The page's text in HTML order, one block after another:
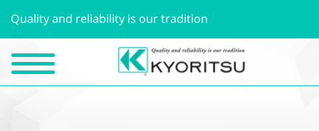
Quality and reliability is our tradition